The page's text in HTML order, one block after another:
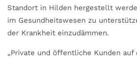
Standort in Hilden hergestellt
im Gesundheitswesen zu
der Krankheit einzudämmen.
„Private und öffentliche Kunden auf